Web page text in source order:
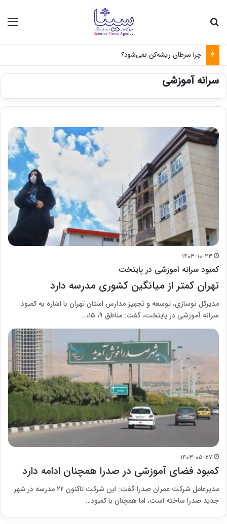
چرا سرطان ریشه‌کن نمی‌شود؟
سرانه آموزشی
۱۴۰۳-۱۰-۲۳
کمبود سرانه آموزشی در پایتخت
تهران کمتر از میانگین کشوری مدرسه دارد
مدیرکل نوسازی، توسعه و تجهیز مدارس استان تهران با اشاره به کمبود
سرانه آموزشی در پایتخت، گفت: مناطق ۹، ۱۵،…
۱۴۰۳-۰۵-۲۷
کمبود فضای آموزشی در صدرا همچنان ادامه دارد
مدیرعامل شرکت عمران صدرا گفت: این شرکت تاکنون ۲۲ مدرسه در شهر
جدید صدرا ساخته است، اما همچنان با کمبود…